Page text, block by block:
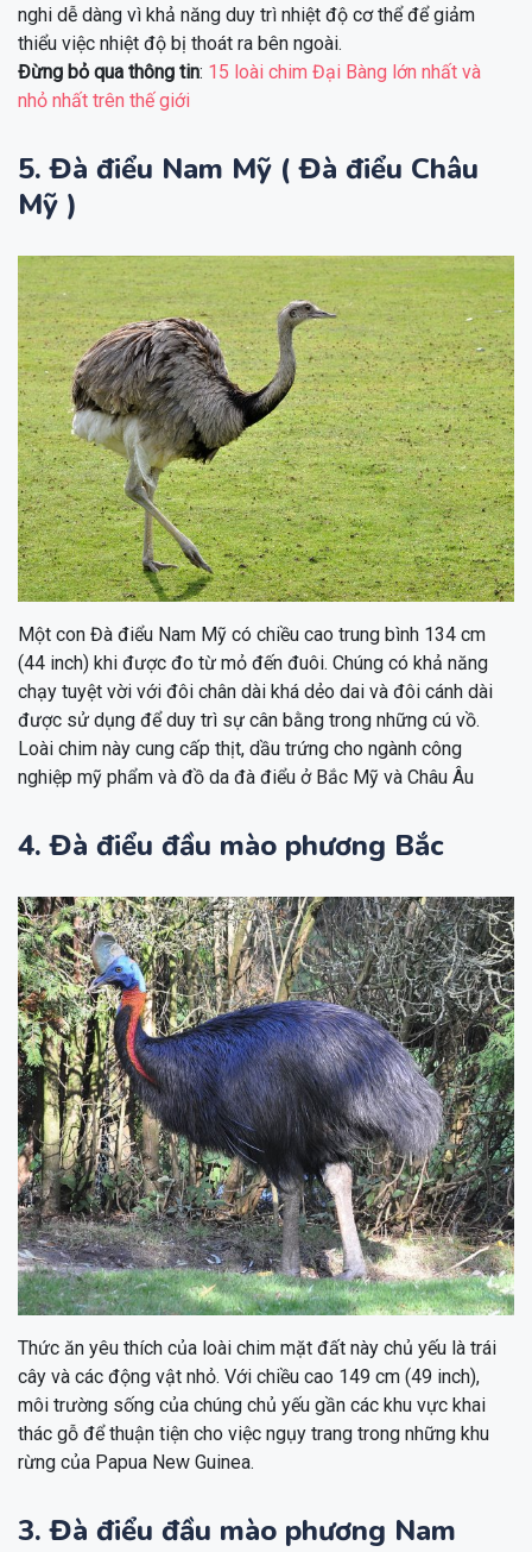
nghi dễ dàng vì khả năng duy trì nhiệt độ cơ thể để giảm
thiểu việc nhiệt độ bị thoát ra bên ngoài.
Đừng bỏ qua thông tin: 15 loài chim Đại Bàng lớn nhất và
nhỏ nhất trên thế giới
5. Đà điểu Nam Mỹ ( Đà điểu Châu
Mỹ )
Một con Đà điểu Nam Mỹ có chiều cao trung bình 134 cm
(44 inch) khi được đo từ mỏ đến đuôi. Chúng có khả năng
chạy tuyệt vời với đôi chân dài khá dẻo dai và đôi cánh dài
được sử dụng để duy trì sự cân bằng trong những cú vồ.
Loài chim này cung cấp thịt, dầu trứng cho ngành công
nghiệp mỹ phẩm và đồ da đà điểu ở Bắc Mỹ và Châu Âu
4. Đà điểu đầu mào phương Bắc
Thức ăn yêu thích của loài chim mặt đất này chủ yếu là trái
cây và các động vật nhỏ. Với chiều cao 149 cm (49 inch),
môi trường sống của chúng chủ yếu gần các khu vực khai
thác gỗ để thuận tiện cho việc ngụy trang trong những khu
rừng của Papua New Guinea.
3. Đà điểu đầu mào phương Nam